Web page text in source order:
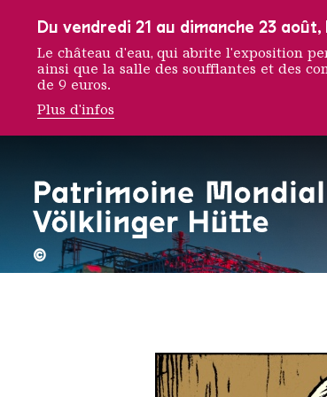
Jens
©
Du vendredi 21 au dimanche 23
Le château d'eau, qui abrite l'exposition
ainsi que la salle des soufflantes et des
de 9 euros.
Plus d'infos